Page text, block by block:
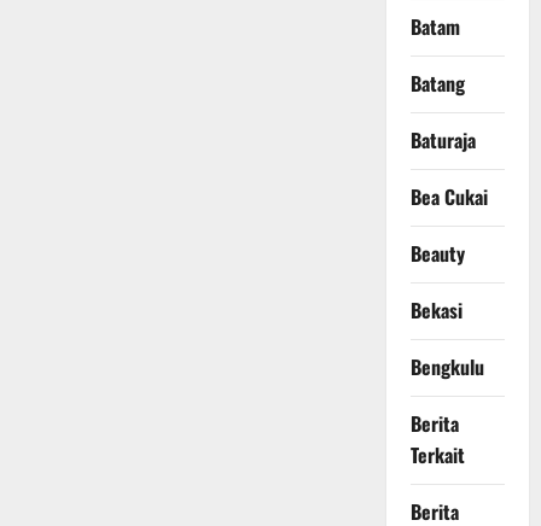
Batam
Batang
Baturaja
Bea Cukai
Beauty
Bekasi
Bengkulu
Berita
Terkait
Berita